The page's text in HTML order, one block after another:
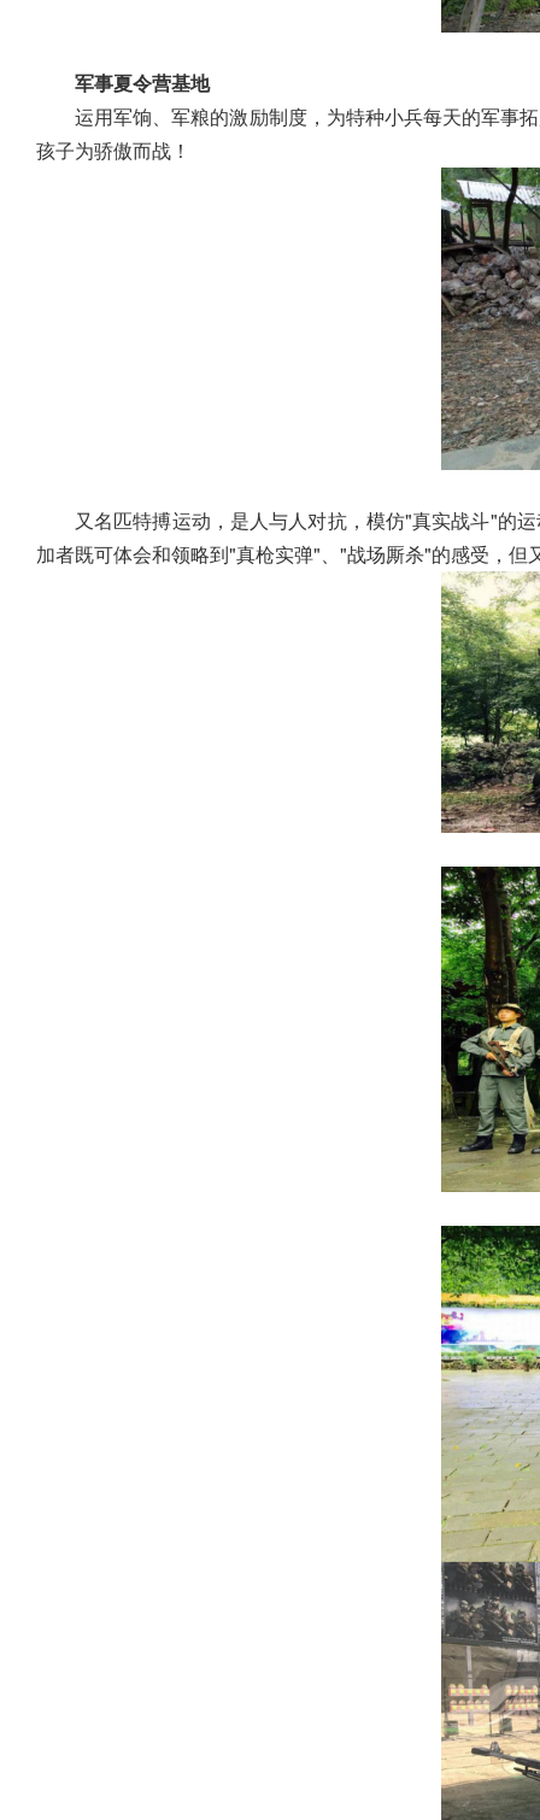
军事夏令营基地
运用军饷、军粮的激励制度，为特种小兵每天的军事
孩子为骄傲而战！
又名匹特搏运动，是人与人对抗，模仿"真实战斗"的
加者既可体会和领略到"真枪实弹"、"战场厮杀"的感受，